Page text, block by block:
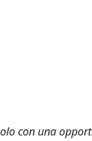
con una